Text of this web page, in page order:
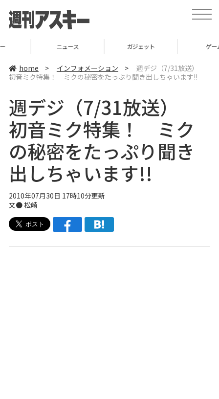
t
o
home > インフォメーション >
週デジ（7/31放送）
初音ミク特集！ ミクの秘密をたっぷり聞き出しちゃいます!!
週デジ（7/31放送）
初音ミク特集！ ミク
の秘密をたっぷり聞き
出しちゃいます!!
2010年07月30日 17時10分更新
文● 松崎